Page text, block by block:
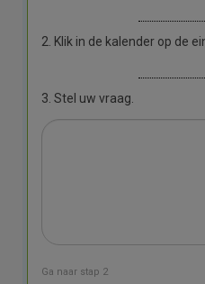
2. Klik in de kalender op de
3. Stel uw vraag.
Ga naar stap 2